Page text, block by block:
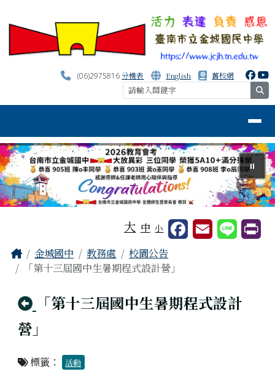
(06)2975816分機表 English 舊校網
⏸
大 中 小
主內容區域
Home
金城國中 教務處
校園公告
「第十三屆國中生暑期程式設計營」
回上頁
「第十三屆國中生暑期程式設計
營」
標籤： 活動
頁尾區域